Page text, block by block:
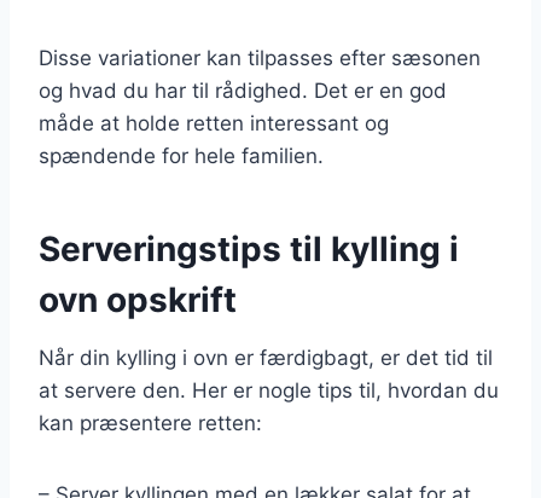
Disse variationer kan tilpasses efter sæsonen
og hvad du har til rådighed. Det er en god
måde at holde retten interessant og
spændende for hele familien.
Serveringstips til kylling i
ovn opskrift
Når din kylling i ovn er færdigbagt, er det tid til
at servere den. Her er nogle tips til, hvordan du
kan præsentere retten: